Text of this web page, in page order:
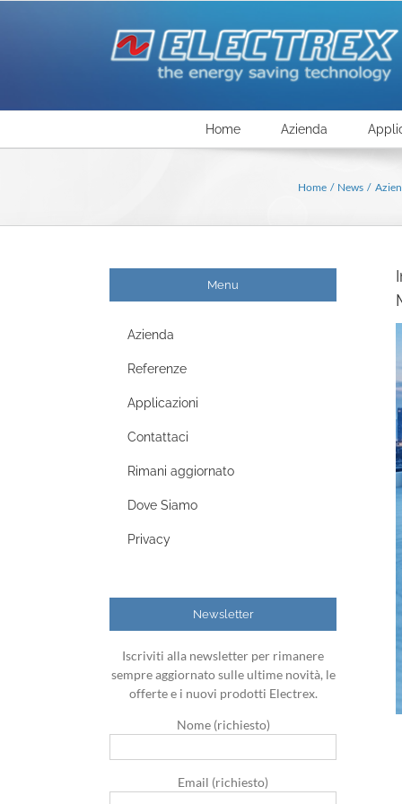
Home Azienda
Home News
Menu
Azienda
Referenze
Applicazioni
Contattaci
Rimani aggiornato
Dove Siamo
Privacy
Newsletter
Iscriviti alla newsletter per rimanere
sempre aggiornato sulle ultime novità, le
offerte e i nuovi prodotti Electrex.
Nome (richiesto)
Email (richiesto)